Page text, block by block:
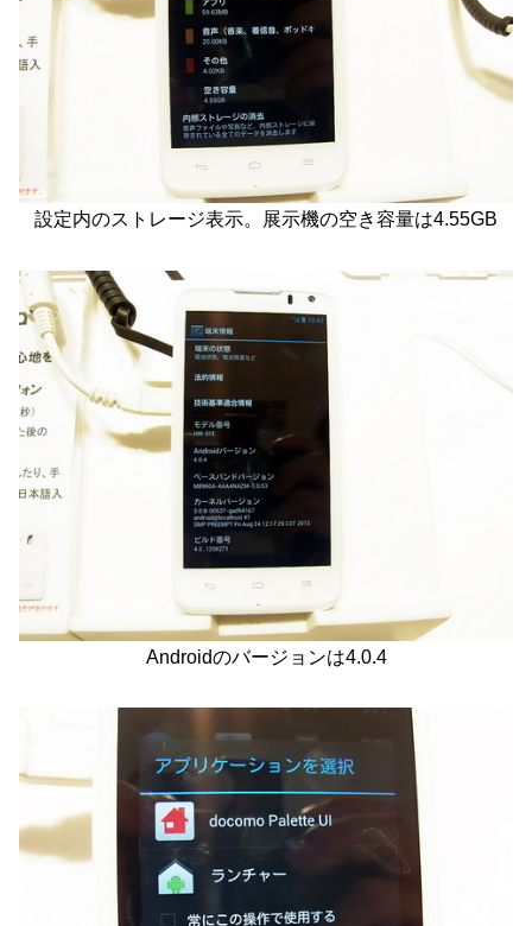
設定内のストレージ表示。展示機の空き容量は4.55GB
Androidのバージョンは4.0.4